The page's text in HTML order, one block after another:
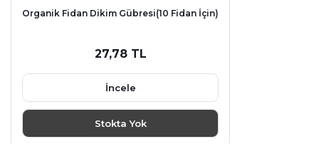
Organik Fidan Dikim Gübresi(10 Fidan İçin)
27,78 TL
İncele
Stokta Yok